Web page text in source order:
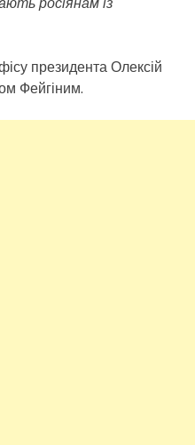
президента Олексій
Фейгіним.